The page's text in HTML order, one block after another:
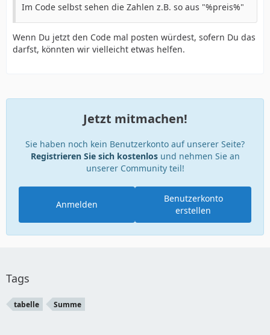
Im Code selbst sehen die Zahlen z.B. so aus "%preis%"
Wenn Du jetzt den Code mal posten würdest, sofern Du das
darfst, könnten wir vielleicht etwas helfen.
Jetzt mitmachen!
Sie haben noch kein Benutzerkonto auf unserer Seite?
Registrieren Sie sich kostenlosund nehmen Sie an
unserer Community teil!
Benutzerkonto
erstellen
Anmelden
Tags
tabelle Summe